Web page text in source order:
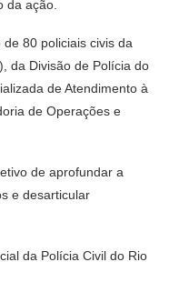
da ação.
80 policiais civis da
da Divisão de Polícia do
de Atendimento à
de Operações e
de aprofundar a
e desarticular
da Polícia Civil do Rio